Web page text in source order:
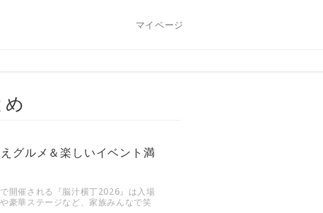
マイページ
グルメ＆楽しいイベント満
開催される『脳汁横丁2026』は入場
豪華ステージなど、家族みんなで笑